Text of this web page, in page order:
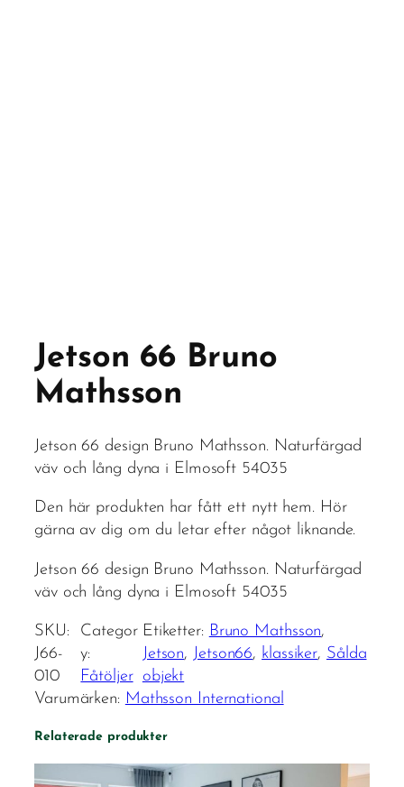
Jetson 66 Bruno
Mathsson
Jetson 66 design Bruno Mathsson. Naturfärgad
väv och lång dyna i Elmosoft 54035
Den här produkten har fått ett nytt hem. Hör
gärna av dig om du letar efter något liknande.
Jetson 66 design Bruno Mathsson. Naturfärgad
väv och lång dyna i Elmosoft 54035
SKU:
J66-
010
Categor
y:
Fåtöljer
Etiketter: Bruno Mathsson
Jetson, Jetson66, klassiker, Sålda
objekt
Varumärken: Mathsson International
Relaterade produkter